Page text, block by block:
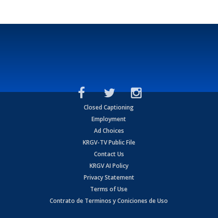
Closed Captioning
Employment
Ad Choices
KRGV-TV Public File
Contact Us
KRGV AI Policy
Privacy Statement
Terms of Use
Contrato de Terminos y Coniciones de Uso